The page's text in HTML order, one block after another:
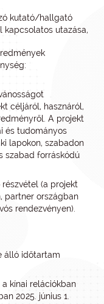
kutató/hallgató
utazása,
céljáról, hasznáról,
A projekt
és tudományos
lapokon, szabadon
szabad forráskódú
(a projekt
partner országban
rendezvényen).
álló időtartam
kínai relációkban
2025. június 1.